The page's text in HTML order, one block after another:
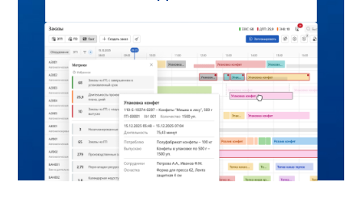
Возможности
Сверхбыстрое планирование
и перепланирование
Цифровая модель, отражающая
сложную производственную реальность
Синхронное автоматическое
планирование с учетом различных